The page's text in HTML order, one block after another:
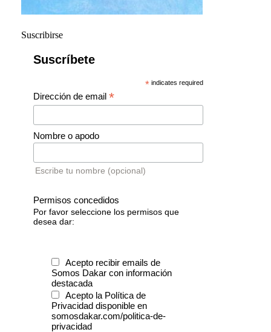
Suscribirse
Suscríbete
* indicates required
Dirección de email *
Nombre o apodo
Escribe tu nombre (opcional)
Permisos concedidos
Por favor seleccione los permisos que
desea dar:
Acepto recibir emails de
Somos Dakar con información
destacada
Acepto la Política de
Privacidad disponible en
somosdakar.com/politica-de-
privacidad